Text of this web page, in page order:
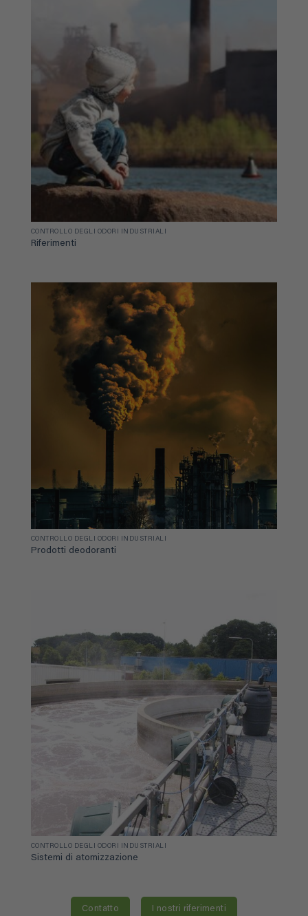
CONTROLLO DEGLI ODORI INDUSTRIALI
Riferimenti
CONTROLLO DEGLI ODORI INDUSTRIALI
Prodotti deodoranti
CONTROLLO DEGLI ODORI INDUSTRIALI
Sistemi di atomizzazione
Contatto I nostri riferimenti